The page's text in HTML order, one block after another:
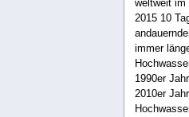
weltweit im
2015 10
immer
1990er
2010er